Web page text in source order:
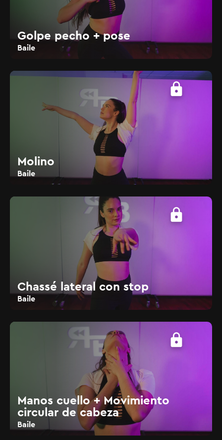
Golpe pecho + pose
Baile
lock
Molino
Baile
lock
Chassé lateral con stop
Baile
lock
Manos cuello + Movimiento
circular de cabeza
Baile